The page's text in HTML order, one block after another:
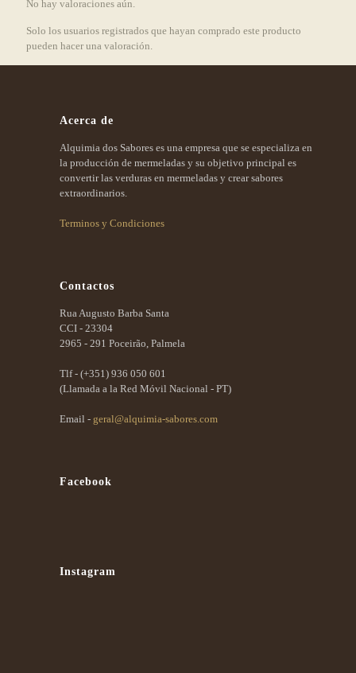
No hay valoraciones aún.
Solo los usuarios registrados que hayan comprado este producto
pueden hacer una valoración.
Acerca de
Alquimia dos Sabores es una empresa que se especializa en
la producción de mermeladas y su objetivo principal es
convertir las verduras en mermeladas y crear sabores
extraordinarios.
Terminos y Condiciones
Contactos
Rua Augusto Barba Santa
CCI - 23304
2965 - 291 Poceirão, Palmela
Tlf - (+351) 936 050 601
(Llamada a la Red Móvil Nacional - PT)
Email - geral@alquimia-sabores.com
Facebook
Instagram